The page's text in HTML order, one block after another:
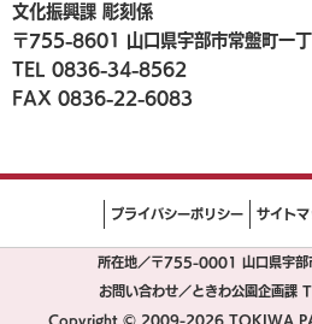
文化振興課 彫刻係
〒755-8601 山口県宇部市常盤町一
TEL 0836-34-8562
FAX 0836-22-6083
プライバシーポリシー サイトマ
所在地／〒755-0001 山口県宇部
お問い合わせ／ときわ公園企画
Copyright © 2009-2026 TOKIWA